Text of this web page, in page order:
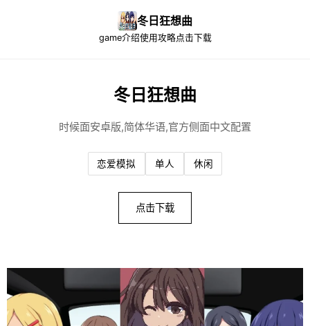
冬日狂想曲
game介绍使用攻略点击下载
冬日狂想曲
时候面安卓版,简体华语,官方侧面中文配置
恋爱模拟 单人 休闲
点击下载